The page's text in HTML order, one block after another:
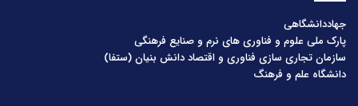
جهاددانشگاهی
پارک ملی علوم و فناوری های نرم و صنایع فرهنگی
سازمان تجاری سازی فناوری و اقتصاد دانش بنیان (ستفا)
دانشگاه علم و فرهنگ